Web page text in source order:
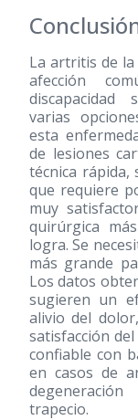
La artritis de
afección
discapacidad
varias
esta
de lesiones
técnica rápida,
que requiere
muy
quirúrgica
logra. Se
más grande
Los datos
sugieren un
alivio del
satisfacción
confiable con
en casos de
trapecio.